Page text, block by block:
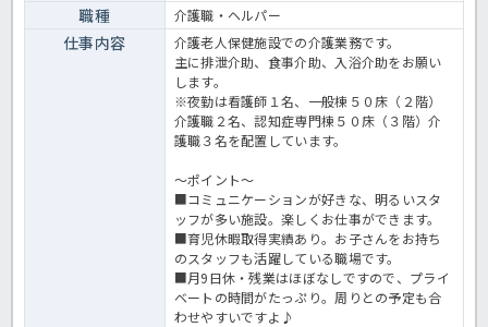
職種 介護職・ヘルパー
仕事内容
介護老人保健施設での介護業務です。
主に排泄介助、食事介助、入浴介助をお願い
します。
※夜勤は看護師１名、一般棟５０床（２階）
介護職２名、認知症専門棟５０床（３階）介
護職３名を配置しています。
～ポイント～
■コミュニケーションが好きな、明るいスタ
ッフが多い施設。楽しくお仕事ができます。
■育児休暇取得実績あり。お子さんをお持ち
のスタッフも活躍している職場です。
■月9日休・残業はほぼなしですので、プライ
ベートの時間がたっぷり。周りとの予定も合
わせやすいですよ♪